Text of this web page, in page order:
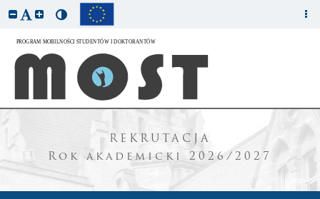
REKRUTACJA
Rok akademicki 2026/2027